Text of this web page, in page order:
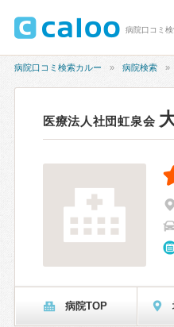
病院口コミ
病院口コミ検索カルー 病院検索
医療法人社団虹泉会
病院TOP